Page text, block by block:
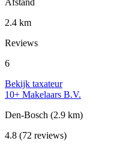
Afstand
2.4 km
Reviews
6
Bekijk taxateur
10+ Makelaars B.V.
Den-Bosch (2.9 km)
4.8 (72 reviews)